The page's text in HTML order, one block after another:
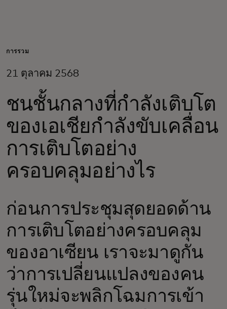
สำหรับธุรกิจ
เพื่อโลก
สำหรับผู้สร้างนวัตกรรม
ข่าวสารและแนวโน้ม
การรวม
21 ตุลาคม 2568
ชนชั้นกลางที่กำลังเติบโต
ของเอเชียกำลังขับเคลื่อน
การเติบโตอย่าง
ครอบคลุมอย่างไร
ก่อนการประชุมสุดยอดด้าน
การเติบโตอย่างครอบคลุม
ของอาเซียน เราจะมาดูกัน
ว่าการเปลี่ยนแปลงของคน
รุ่นใหม่จะพลิกโฉมการเข้า